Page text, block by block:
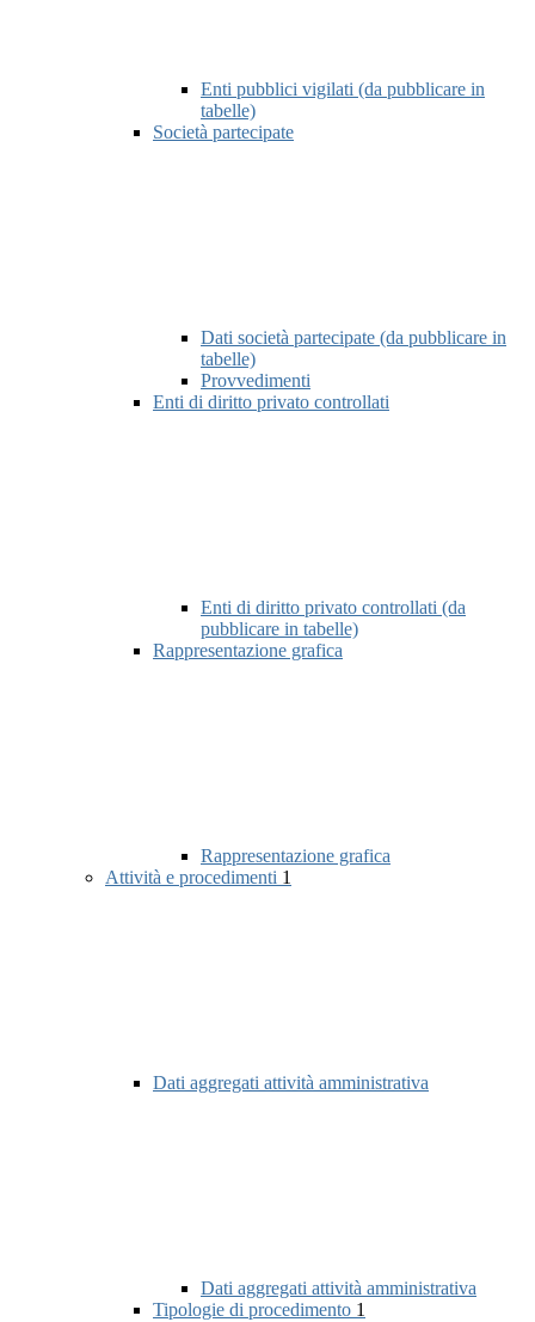
Enti pubblici vigilati (da pubblicare in
tabelle)
Società partecipate
Dati società partecipate (da pubblicare in
tabelle)
Provvedimenti
Enti di diritto privato controllati
Enti di diritto privato controllati (da
pubblicare in tabelle)
Rappresentazione grafica
Rappresentazione grafica
Attività e procedimenti 1
Dati aggregati attività amministrativa
Dati aggregati attività amministrativa
Tipologie di procedimento 1